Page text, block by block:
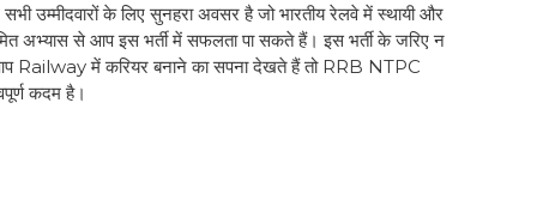
के लिए सुनहरा अवसर है जो भारतीय रेलवे में स्थायी और
अभ्यास से आप इस भर्ती में सफलता पा सकते हैं। इस भर्ती के जरिए न
Railway में करियर बनाने का सपना देखते हैं तो RRB NTPC
कदम है।